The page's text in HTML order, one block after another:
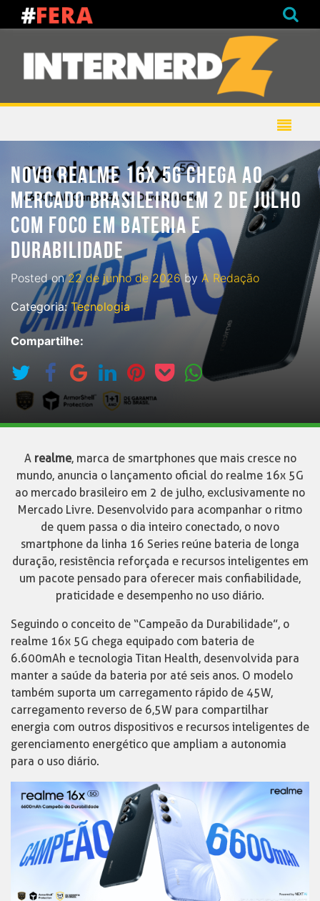
NOVO REALME 16X 5G CHEGA AO
MERCADO BRASILEIRO EM 2 DE JULHO
COM FOCO EM BATERIA E
DURABILIDADE
Posted on22 de junho de 2026by A Redação
Categoria:Tecnologia
Compartilhe:
A realme, marca de smartphones que mais cresce no
mundo, anuncia o lançamento oficial do realme 16x 5G
ao mercado brasileiro em 2 de julho, exclusivamente no
Mercado Livre. Desenvolvido para acompanhar o ritmo
de quem passa o dia inteiro conectado, o novo
smartphone da linha 16 Series reúne bateria de longa
duração, resistência reforçada e recursos inteligentes em
um pacote pensado para oferecer mais confiabilidade,
praticidade e desempenho no uso diário.
Seguindo o conceito de “Campeão da Durabilidade”, o
realme 16x 5G chega equipado com bateria de
6.600mAh e tecnologia Titan Health, desenvolvida para
manter a saúde da bateria por até seis anos. O modelo
também suporta um carregamento rápido de 45W,
carregamento reverso de 6,5W para compartilhar
energia com outros dispositivos e recursos inteligentes de
gerenciamento energético que ampliam a autonomia
para o uso diário.